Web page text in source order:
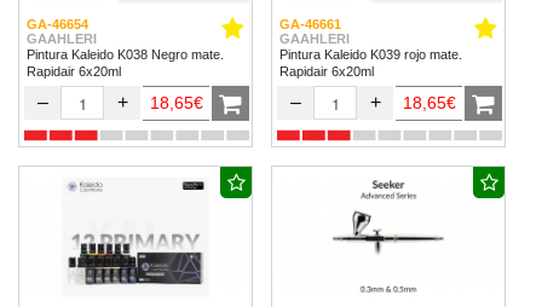
GA-46654
GAAHLERI
Pintura Kaleido K038 Negro mate.
Rapidair 6x20ml
– + 18,65€
GA-46661
GAAHLERI
Pintura Kaleido K039 rojo mate.
Rapidair 6x20ml
– + 18,65€